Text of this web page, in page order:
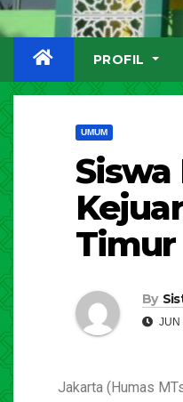
PROFIL
UMUM
Siswa
Timur
By
JUN
Jakarta (Humas